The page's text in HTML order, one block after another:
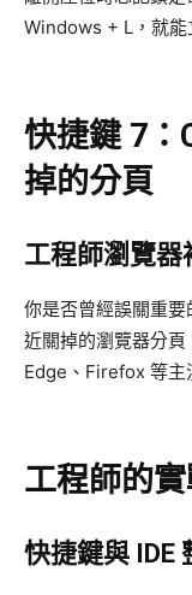
Windows + L，就能
快捷鍵 7：
掉的分頁
工程師瀏覽器
你是否曾經誤關重
近關掉的瀏覽器分
Edge、Firefox 等主
工程師的
快捷鍵與 IDE